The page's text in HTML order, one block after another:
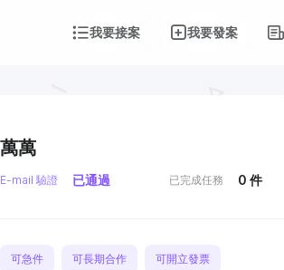
我要接案 我要發案
萬萬
E-mail 驗證 已通過 已完成任務 0 件
可急件 可長期合作 可開立發票